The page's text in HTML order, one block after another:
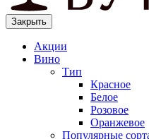
Закрыть
Акции
Вино
Тип
Красное
Белое
Розовое
Оранжевое
Популярные